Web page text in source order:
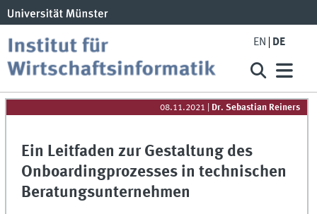
EN DE
08.11.2021 Dr. Sebastian Reiners
Ein Leitfaden zur Gestaltung des
Onboardingprozesses in technischen
Beratungsunternehmen